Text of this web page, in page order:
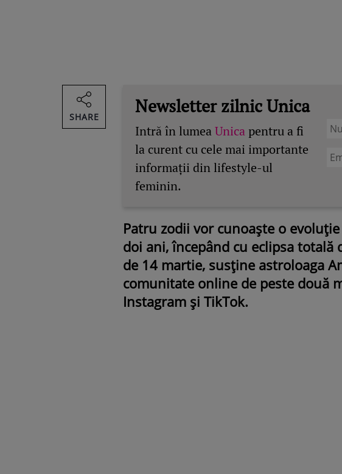
Newsletter zilnic Unica
Intră în lumeaUnica pentru a fi
la curent cu cele mai importante
informații din lifestyle-ul
feminin.
Patru zodii vor cunoaște o
doi ani, începând cu eclipsa totală
de 14 martie, susține astroloaga
comunitate online de peste două
Instagram și TikTok.
SHARE